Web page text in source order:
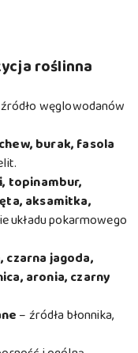
roślinna
węglowodanów
burak, fasola
topinambur,
aksamitka,
układu pokarmowego
czarna jagoda,
aronia, czarny
– źródła błonnika,